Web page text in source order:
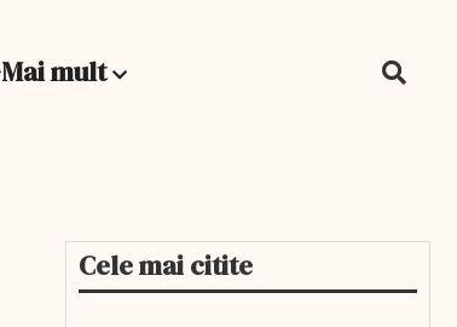
Mai mult
Cele mai citite